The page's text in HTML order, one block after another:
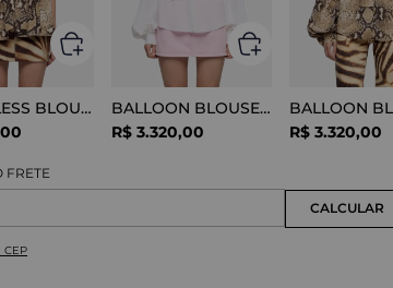
SLEEVELESS BLOUSE VISCOSE SNAKE
00
BALLOON BLOUSE SILK OPTICAL WHITE
R$ 3.320,00
R$ 3.320,00
CEP